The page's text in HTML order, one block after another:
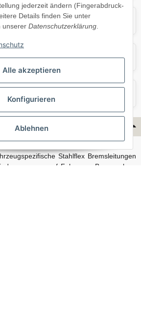
Alle akzeptieren
Konfigurieren
Ablehnen
jederzeit ändern (Fingerabdruck-
Details finden Sie unter
unserer Datenschutzerklärung.
Porsche
Smart
Stahlflex Bremsleitungen
passgenau auf Fahrzeug, Bremsanlage